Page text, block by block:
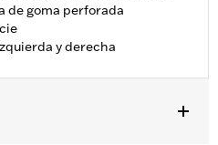
de goma perforada
y derecha